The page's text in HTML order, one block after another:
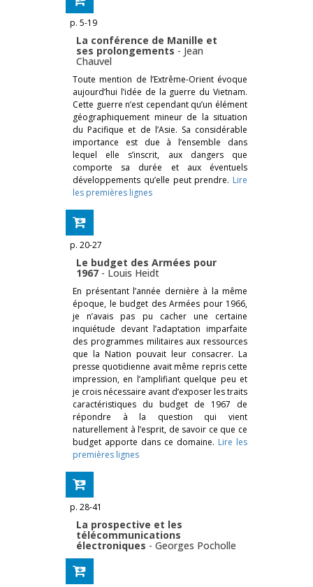
p. 5-19
La conférence de Manille et
ses prolongements - Jean
Chauvel
Toute mention de l’Extrême-Orient évoque
aujourd’hui l’idée de la guerre du Vietnam.
Cette guerre n’est cependant qu’un élément
géographiquement mineur de la situation
du Pacifique et de l’Asie. Sa considérable
importance est due à l’ensemble dans
lequel elle s’inscrit, aux dangers que
comporte sa durée et aux éventuels
développements qu’elle peut prendre. Lire
les premières lignes
p. 20-27
Le budget des Armées pour
1967 - Louis Heidt
En présentant l’année dernière à la même
époque, le budget des Armées pour 1966,
je n’avais pas pu cacher une certaine
inquiétude devant l’adaptation imparfaite
des programmes militaires aux ressources
que la Nation pouvait leur consacrer. La
presse quotidienne avait même repris cette
impression, en l’amplifiant quelque peu et
je crois nécessaire avant d’exposer les traits
caractéristiques du budget de 1967 de
répondre à la question qui vient
naturellement à l’esprit, de savoir ce que ce
budget apporte dans ce domaine. Lire les
premières lignes
p. 28-41
La prospective et les
télécommunications
électroniques - Georges Pocholle